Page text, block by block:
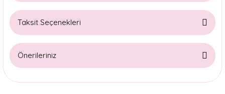
Taksit Seçenekleri
Önerileriniz
Bu ürünün fiyat bilgisi, resim, ürün açıklamalarında ve diğer